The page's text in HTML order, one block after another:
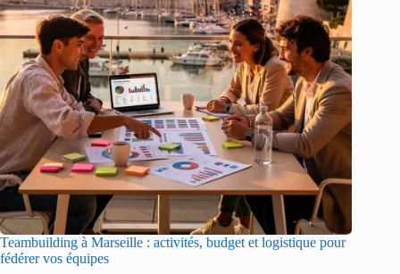
Teambuilding à Marseille : activités, budget et logistique pour
fédérer vos équipes